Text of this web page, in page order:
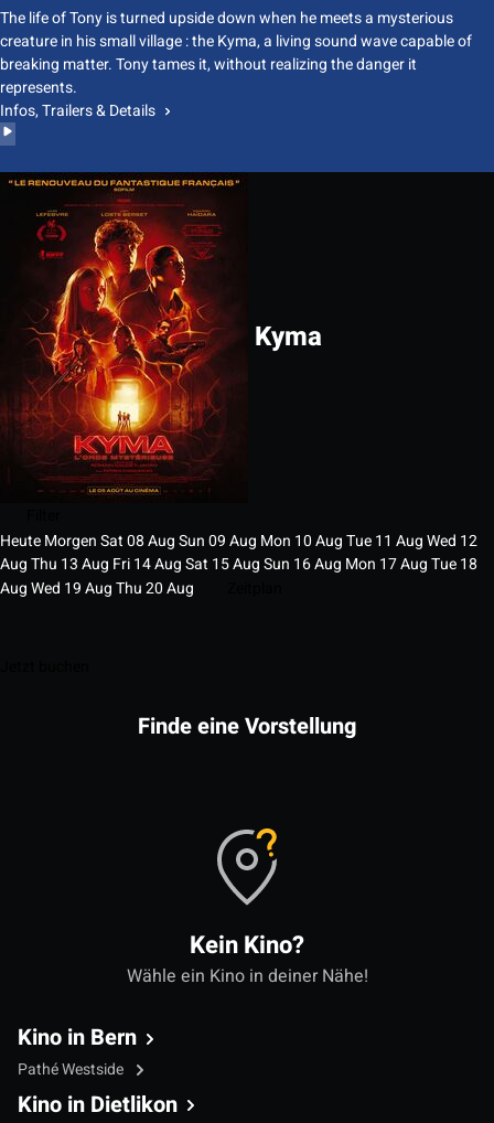
The life of Tony is turned upside down when he meets a mysterious
creature in his small village : the Kyma, a living sound wave capable of
breaking matter. Tony tames it, without realizing the danger it
represents.
Infos, Trailers & Details
Kyma
HeuteMorgenSat08AugSun09Aug Mon 10AugTue11 AugWed 12
AugThu 13Aug Fri14AugSat 15AugSun 16Aug Mon 17AugTue18
AugWed 19AugThu20Aug
Finde eine Vorstellung
Kein Kino?
Wähle ein Kino in deiner Nähe!
Kino in Bern
Pathé Westside
Kino in Dietlikon